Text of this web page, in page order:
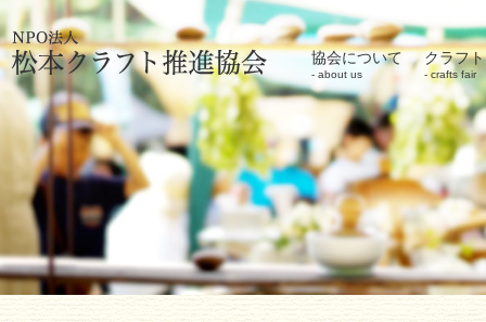
協会について
about us
クラフ
crafts fair